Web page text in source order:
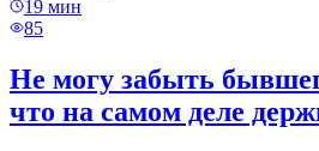
19 мин
85
Не могу забыть
что на самом деле